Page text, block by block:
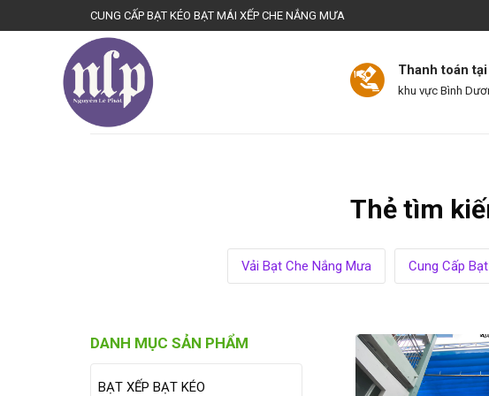
Bienhoadongnai.netCUNG CẤP BẠT KÉO BẠT MÁI XẾP CHE NẮNG MƯA
Thanh toán
khu vực Bình
Thẻ tìm
Vải Bạt Che Nắng Mưa Cung Cấp
DANH MỤC SẢN PHẨM
BẠT XẾP BẠT KÉO